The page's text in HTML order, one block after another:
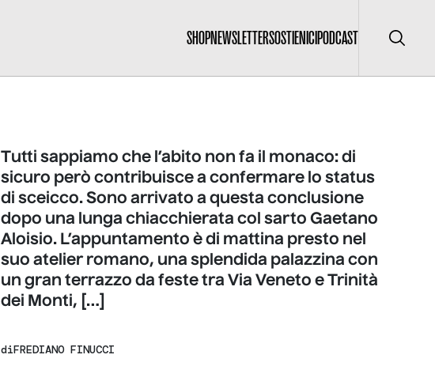
SHOPNEWSLETTERSOSTIENICIPODCAST Cerca
Tutti sappiamo che l’abito non fa il monaco: di
sicuro però contribuisce a confermare lo status
di sceicco. Sono arrivato a questa conclusione
dopo una lunga chiacchierata col sarto Gaetano
Aloisio. L’appuntamento è di mattina presto nel
suo atelier romano, una splendida palazzina con
un gran terrazzo da feste tra Via Veneto e Trinità
dei Monti, […]
diFREDIANO FINUCCI